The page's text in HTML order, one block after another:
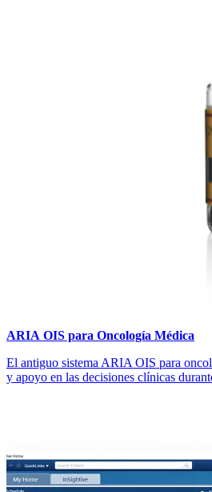
ARIA OIS para Oncología Médica
El antiguo sistema ARIA OIS para
y apoyo en las decisiones clínicas